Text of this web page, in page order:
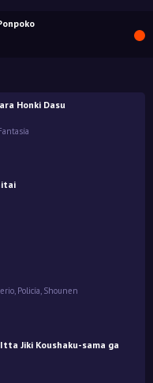
Honki Dasu
, Policía, Shounen
Jiki Koushaku-sama ga